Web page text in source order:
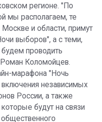
регионе. "По
мы располагаем, те
и области, примут
выборов", а с теми,
будем проводить
Коломойцев.
марафона "Ночь
независимых
России, а также
будут на связи